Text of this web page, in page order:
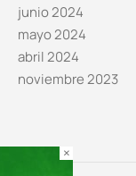
junio 2024
mayo 2024
abril 2024
noviembre 2023
×